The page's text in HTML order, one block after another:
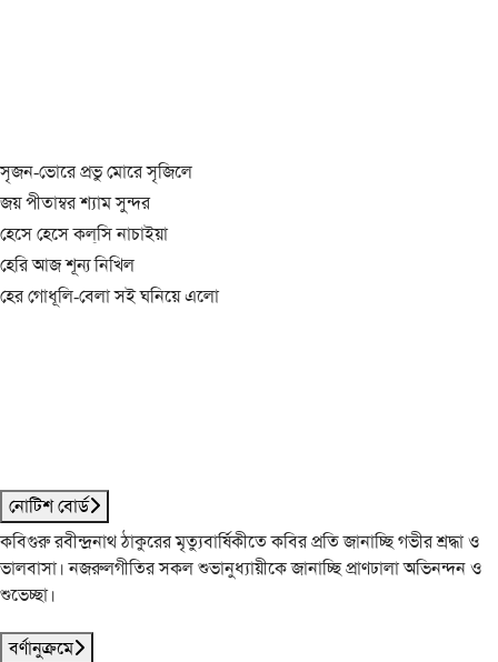
সৃজন-ভোরে প্রভু মোরে সৃজিলে
জয় পীতাম্বর শ্যাম সুন্দর
হেসে হেসে কল্‌সি নাচাইয়া
হেরি আজ শূন্য নিখিল
হের গোধূলি-বেলা সই ঘনিয়ে এলো
নোটিশ বোর্ড
কবিগুরু রবীন্দ্রনাথ ঠাকুরের মৃত্যুবার্ষিকীতে কবির প্রতি জানাচ্ছি গভীর শ্রদ্ধা ও
ভালবাসা। নজরুলগীতির সকল শুভানুধ্যায়ীকে জানাচ্ছি প্রাণঢালা অভিনন্দন ও
শুভেচ্ছা।
বর্ণানুক্রমে